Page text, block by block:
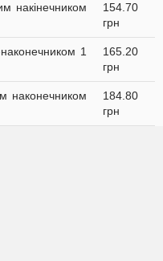
накінечником
154.70
грн
1
165.20
грн
наконечником
184.80
грн